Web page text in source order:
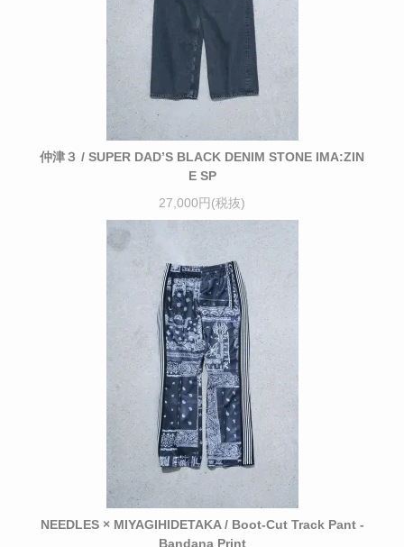
仲津３ / SUPER DAD’S BLACK DENIM STONE IMA:ZIN
E SP
27,000円(税抜)
NEEDLES × MIYAGIHIDETAKA / Boot-Cut Track Pant -
Bandana Print